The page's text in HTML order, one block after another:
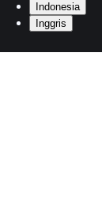
Indonesia
Inggris